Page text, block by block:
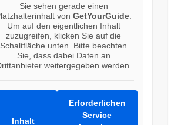
Sie sehen gerade einen
vonGetYourGuide
Um auf den eigentlichen Inhalt
zuzugreifen, klicken Sie auf die
Schaltfläche unten. Bitte beachten
Sie, dass dabei Daten an
weitergegeben werden.
Inhalt
Erforderlichen
Service